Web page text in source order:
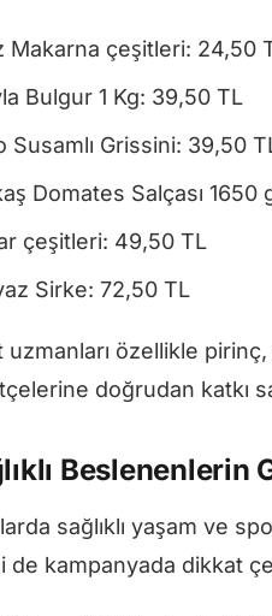
Makarna çeşitleri: 24,50
Bulgur 1 Kg: 39,50 TL
Susamlı Grissini: 39,50
Domates Salçası 1650
çeşitleri: 49,50 TL
Sirke: 72,50 TL
uzmanları özellikle
doğrudan katkı
Beslenenlerin
sağlıklı yaşam ve
de kampanyada dikkat